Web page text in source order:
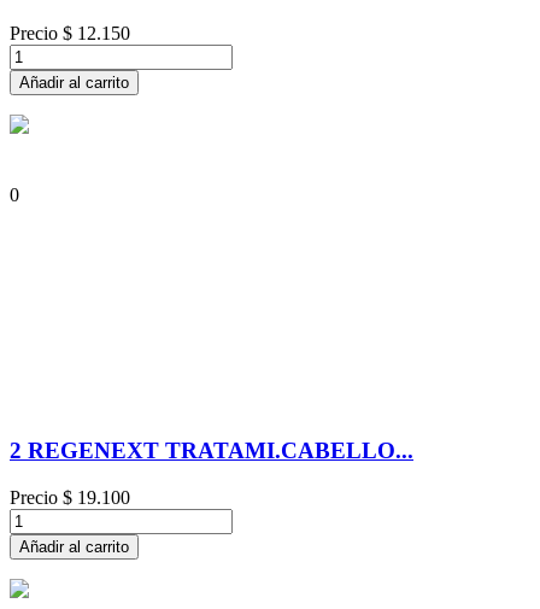
Precio $ 12.150
Añadir al carrito
0
2 REGENEXT TRATAMI.CABELLO...
Precio $ 19.100
Añadir al carrito